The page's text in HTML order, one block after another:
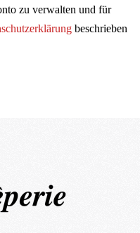
zu verwalten und für
beschrieben